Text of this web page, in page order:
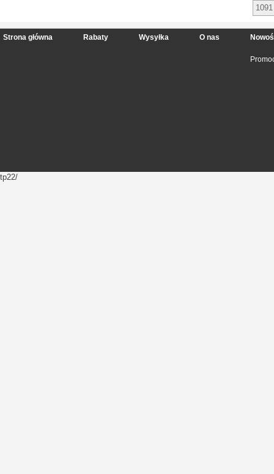
1091
Strona główna Rabaty Wysyłka O nas
tp22/